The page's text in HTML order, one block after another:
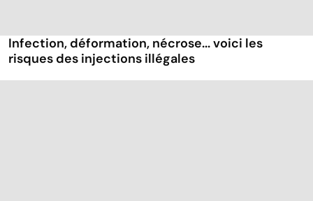
Infection, déformation, nécrose... voici les
risques des injections illégales